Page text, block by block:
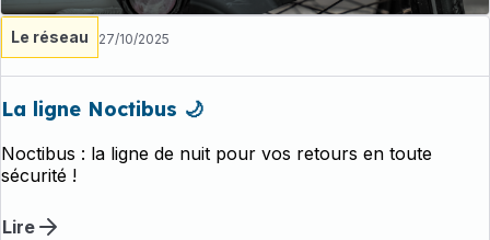
Le réseau 27/10/2025
La ligne Noctibus 🌙
Noctibus : la ligne de nuit pour vos retours en toute
sécurité !
Lire